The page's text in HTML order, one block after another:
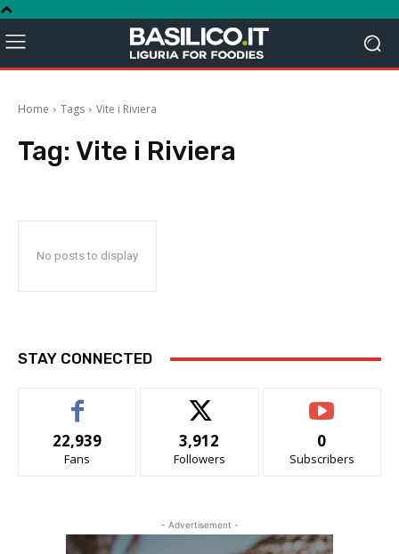
Home Tags Vite i Riviera
Tag: Vite i Riviera
No posts to display
STAY CONNECTED
22,939
Fans
3,912
Followers
0
Subscribers
- Advertisement -